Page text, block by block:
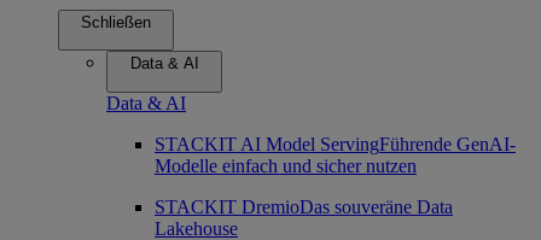
Schließen
Data & AI
Data & AI
STACKIT AI Model ServingFührende GenAI-
Modelle einfach und sicher nutzen
STACKIT DremioDas souveräne Data
Lakehouse